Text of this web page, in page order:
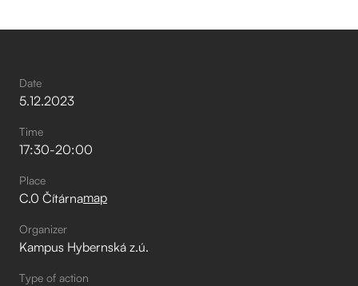
Date
5.12.2023
Time
17:30-20:00
Place
C.0 Čítárnamap
Organizer
Kampus Hybernská z.ú.
Type of action